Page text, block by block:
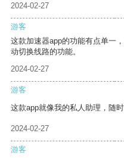
2024-02-27
游客
这款加速器app的功能有点单一
动切换线路的功能。
2024-02-27
游客
这款app就像我的私人助理，随
2024-02-27
游客